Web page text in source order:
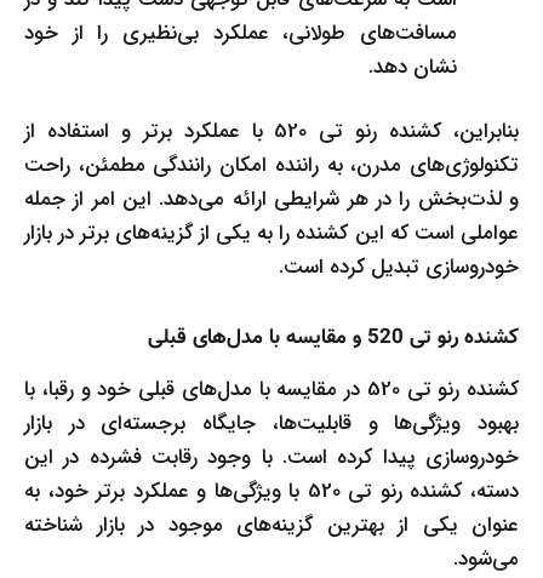
مسافت‌های طولانی، عملکرد بی‌نظیری را از خود
نشان دهد.
بنابراین، کشنده رنو تی 520 با عملکرد برتر و استفاده از
تکنولوژی‌های مدرن، به راننده امکان رانندگی مطمئن، راحت
و لذت‌بخش را در هر شرایطی ارائه می‌دهد. این امر از جمله
عواملی است که این کشنده را به یکی از گزینه‌های برتر در بازار
خودروسازی تبدیل کرده است.
کشنده رنو تی 520 و مقایسه با مدل‌های قبلی
کشنده رنو تی 520 در مقایسه با مدل‌های قبلی خود و رقبا، با
بهبود ویژگی‌ها و قابلیت‌ها، جایگاه برجسته‌ای در بازار
خودروسازی پیدا کرده است. با وجود رقابت فشرده در این
دسته، کشنده رنو تی 520 با ویژگی‌ها و عملکرد برتر خود، به
عنوان یکی از بهترین گزینه‌های موجود در بازار شناخته
می‌شود.